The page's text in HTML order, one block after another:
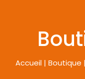
Accueil | Boutique |